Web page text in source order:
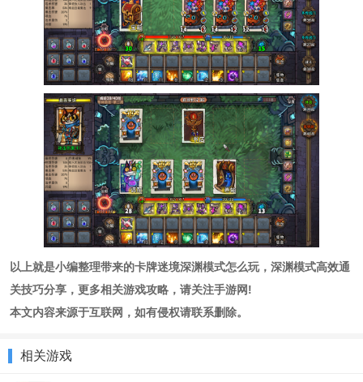
以上就是小编整理带来的卡牌迷境深渊模式怎么玩， 深渊模式高效通
关技巧分享 ，更多相关游戏攻略，请关注手游网!
本文内容来源于互联网，如有侵权请联系删除。
相关游戏